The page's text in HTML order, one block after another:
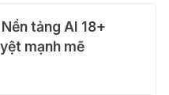
múa với Google
tảng AI 18+
mạnh mẽ